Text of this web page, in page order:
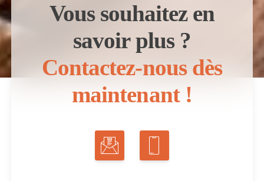
Vous souhaitez en
savoir plus ?
Contactez-nous dès
maintenant !